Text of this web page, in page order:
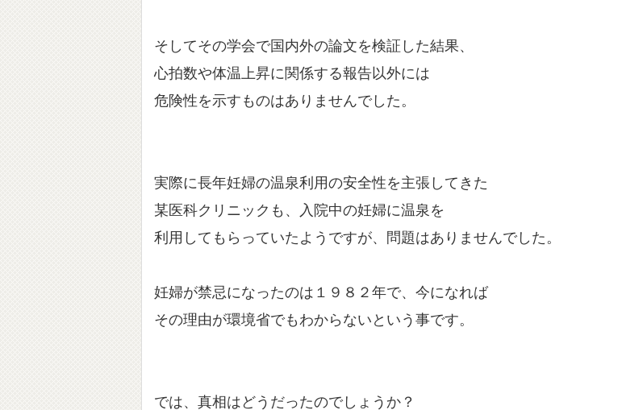
そしてその学会で国内外の論文を検証した結果、
心拍数や体温上昇に関係する報告以外には
危険性を示すものはありませんでした。
実際に長年妊婦の温泉利用の安全性を主張してきた
某医科クリニックも、入院中の妊婦に温泉を
利用してもらっていたようですが、問題はありませんでした。
妊婦が禁忌になったのは１９８２年で、今になれば
その理由が環境省でもわからないという事です。
では、真相はどうだったのでしょうか？